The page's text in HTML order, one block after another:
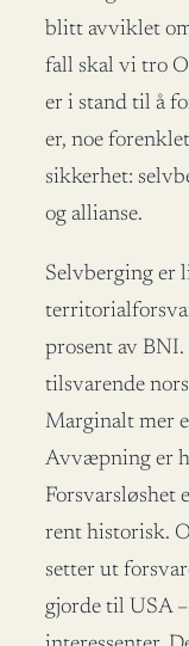
blitt avviklet
fall skal vi tro
er i stand til å
er, noe
sikkerhet:
og allianse.
Selvberging
prosent av
tilsvarende
Marginalt mer
Avvæpning er
Forsvarsløshet
rent historisk.
setter ut
gjorde til USA